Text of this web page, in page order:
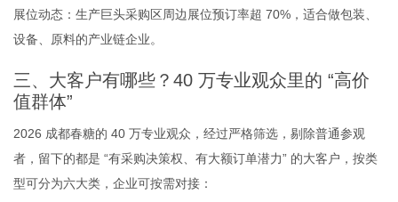
展位动态：生产巨头采购区周边展位预订率超 70%，适合做包装、
设备、原料的产业链企业。
三、大客户有哪些？40 万专业观众里的 “高价
值群体”
2026 成都春糖的 40 万专业观众，经过严格筛选，剔除普通参观
者，留下的都是 “有采购决策权、有大额订单潜力” 的大客户，按类
型可分为六大类，企业可按需对接：